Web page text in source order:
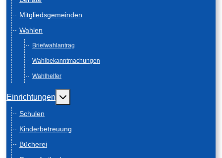
Mitgliedsgemeinden
Wahlen
Briefwahlantrag
Wahlbekanntmachungen
Wahlhelfer
Einrichtungen Weitere Informationen: Einrichtungen
Schulen
Kinderbetreuung
Bücherei